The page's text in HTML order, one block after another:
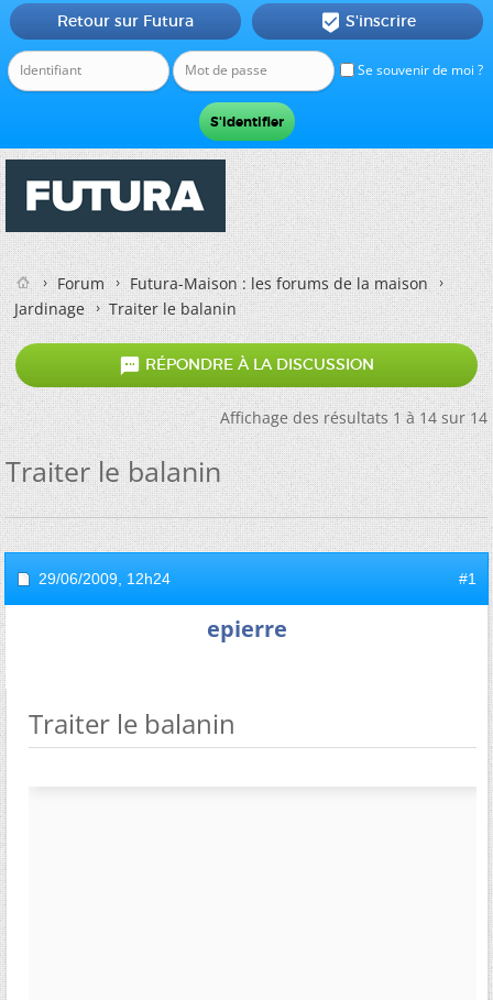
Se souvenir de moi ?
Retour sur Futura  S'inscrire
Forum
Futura-Maison : les forums de la maison
Jardinage
Traiter le balanin
 RÉPONDRE À LA DISCUSSION
Affichage des résultats 1 à 14 sur 14
Traiter le balanin
29/06/2009, 12h24 #1
epierre
Traiter le balanin